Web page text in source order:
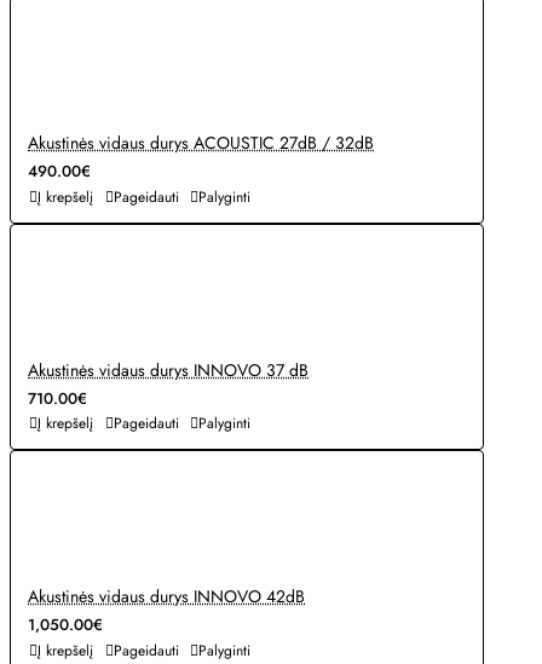
Akustinės vidaus durys ACOUSTIC 27dB / 32dB
490.00€
Į krepšelį Pageidauti Palyginti
Akustinės vidaus durys INNOVO 37 dB
710.00€
Į krepšelį Pageidauti Palyginti
Akustinės vidaus durys INNOVO 42dB
1,050.00€
Į krepšelį Pageidauti Palyginti